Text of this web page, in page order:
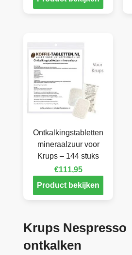
Ontkalkingstabletten
mineraalzuur voor
Krups – 144 stuks
€111,95
Product bekijken
Krups Nespresso
ontkalken